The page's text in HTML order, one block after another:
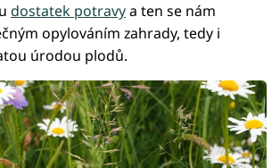
dostatek potravya ten se nám
opylováním zahrady, tedy i
úrodou plodů.